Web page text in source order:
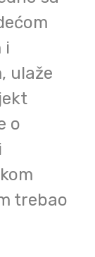
i
ulaže
o
trebao